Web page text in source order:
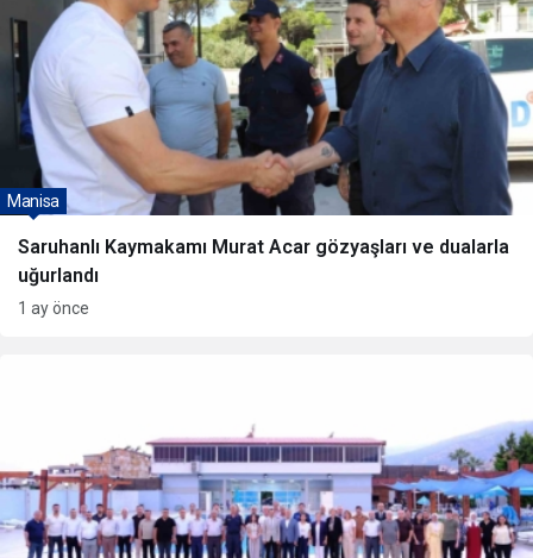
Saruhanlı Kaymakamı Murat Acar gözyaşları ve dualarla
uğurlandı
Manisa
1 ay önce